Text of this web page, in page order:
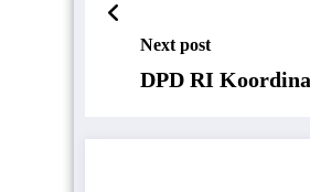
Next post
DPD RI